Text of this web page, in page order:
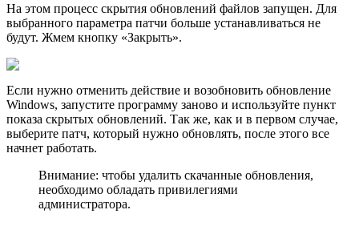
На этом процесс скрытия обновлений файлов запущен. Для
выбранного параметра патчи больше устанавливаться не
будут. Жмем кнопку «Закрыть».
Если нужно отменить действие и возобновить обновление
Windows, запустите программу заново и используйте пункт
показа скрытых обновлений. Так же, как и в первом случае,
выберите патч, который нужно обновлять, после этого все
начнет работать.
Внимание: чтобы удалить скачанные обновления,
необходимо обладать привилегиями
администратора.